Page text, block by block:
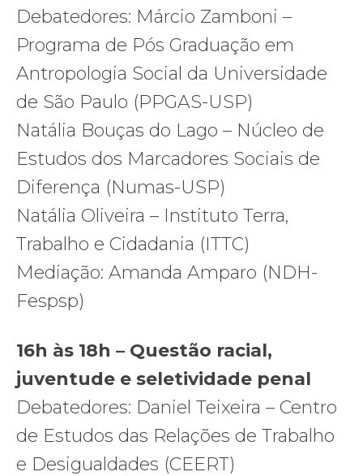
Debatedores: Márcio Zamboni –
Programa de Pós Graduação em
Antropologia Social da Universidade
de São Paulo (PPGAS-USP)
Natália Bouças do Lago – Núcleo de
Estudos dos Marcadores Sociais de
Diferença (Numas-USP)
Natália Oliveira – Instituto Terra,
Trabalho e Cidadania (ITTC)
Mediação: Amanda Amparo (NDH-
Fespsp)
16h às 18h – Questão racial,
juventude e seletividade penal
Debatedores: Daniel Teixeira – Centro
de Estudos das Relações de Trabalho
e Desigualdades (CEERT)